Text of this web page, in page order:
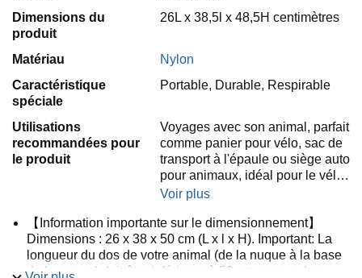
Dimensions du
produit
26L x 38,5l x 48,5H centimètres
Matériau
Nylon
Caractéristique
spéciale
Portable, Durable, Respirable
Utilisations
recommandées pour
le produit
Voyages avec son animal, parfait
comme panier pour vélo, sac de
transport à l'épaule ou siège auto
pour animaux, idéal pour le vél…
Voir plus
【Information importante sur le dimensionnement】
Dimensions : 26 x 38 x 50 cm (L x l x H). Important: La
longueur du dos de votre animal (de la nuque à la base
de la queue) doit être inférieure à 50 cm pour un bon